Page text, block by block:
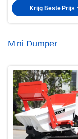
kleuropties
Krijg Beste Prijs
Mini Dumper